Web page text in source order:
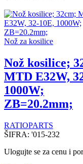
Nož za kosilice
Nož kosilice;
MTD E32W,
1000W;
ZB=20.2mm;
RATIOPARTS
ŠIFRA: '015-232
Ulogujte se za cenu i